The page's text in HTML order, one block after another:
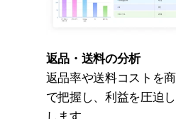
返品・送料の分析
返品率や送料コストを
で把握し、利益を圧迫